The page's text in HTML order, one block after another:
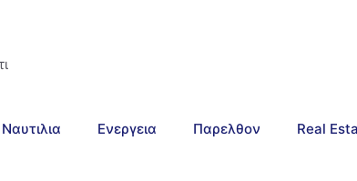
Ναυτιλια Ενεργεια Παρελθον Real